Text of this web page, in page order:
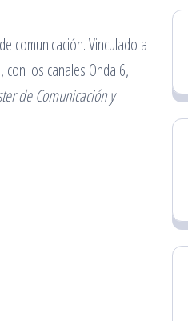
comunicación. Vinculado a
los canales Onda 6,
de Comunicación y